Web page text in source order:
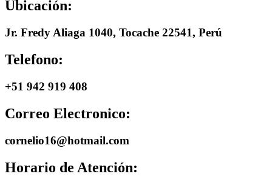
Ubicación:
Jr. Fredy Aliaga 1040, Tocache 22541, Perú
Telefono:
+51 942 919 408
Correo Electronico:
cornelio16@hotmail.com
Horario de Atención: